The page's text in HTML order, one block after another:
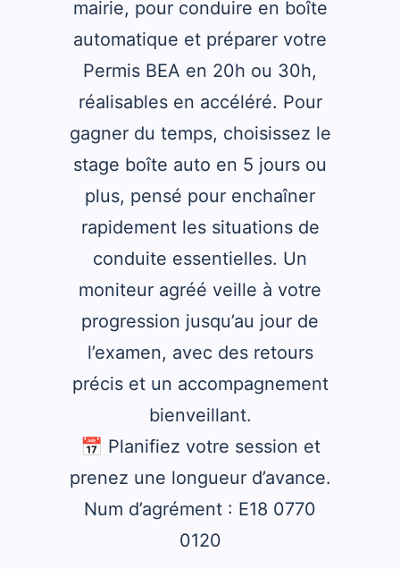
mairie, pour conduire en boîte
automatique et préparer votre
Permis BEA en 20h ou 30h,
réalisables en accéléré. Pour
gagner du temps, choisissez le
stage boîte auto en 5 jours ou
plus, pensé pour enchaîner
rapidement les situations de
conduite essentielles. Un
moniteur agréé veille à votre
progression jusqu’au jour de
l’examen, avec des retours
précis et un accompagnement
bienveillant.
📅 Planifiez votre session et
prenez une longueur d’avance.
Num d’agrément : E18 0770
0120